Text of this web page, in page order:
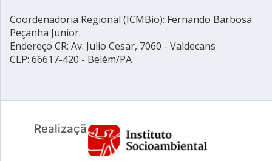
Coordenadoria Regional (ICMBio): Fernando Barbosa
Peçanha Junior.
Endereço CR: Av. Julio Cesar, 7060 - Valdecans
CEP: 66617-420 - Belém/PA